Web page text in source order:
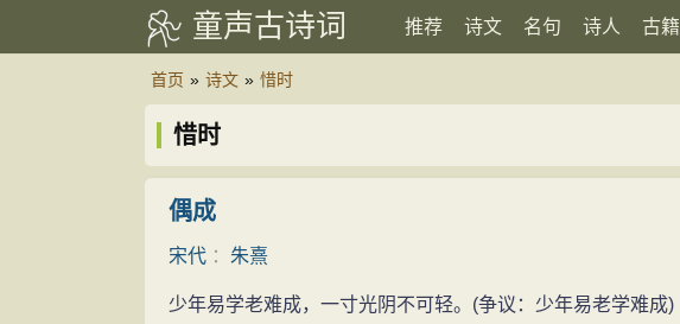
童声古诗词 推荐 诗文 名句 诗人 古籍
首页 » 诗文 » 惜时
惜时
偶成
宋代 ： 朱熹
少年易学老难成，一寸光阴不可轻。(争议：少年易老学难成)